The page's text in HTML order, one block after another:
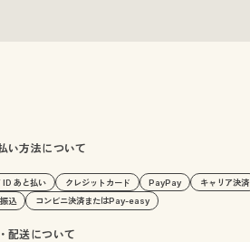
い方法について
ID あと払い クレジットカード PayPay
キャリア決済
込
コンビニ決済またはPay-easy
配送について